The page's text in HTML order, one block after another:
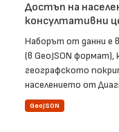
Достъп на
консултативни
Наборът от данни е
(в GeoJSON формат),
географското
населението от
GeoJSON